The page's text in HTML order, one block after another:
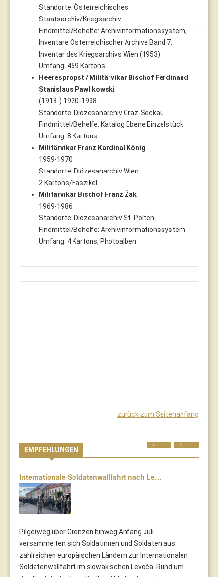
Standorte: Österreichisches
Staatsarchiv/Kriegsarchiv
Findmittel/Behelfe: Archivinformationssystem,
Inventare Österreichischer Archive Band 7:
Inventar des Kriegsarchivs Wien (1953)
Umfang: 459 Kartons
Heerespropst / Militärvikar Bischof Ferdinand
Stanislaus Pawlikowski
(1918-) 1920-1938
Standorte: Diözesanarchiv Graz-Seckau
Findmittel/Behelfe: Katalog Ebene Einzelstück
Umfang: 8 Kartons
Militärvikar Franz Kardinal König
1959-1970
Standorte: Diözesanarchiv Wien
2 Kartons/Faszikel
Militärvikar Bischof Franz Žak
1969-1986
Standorte: Diözesanarchiv St. Pölten
Findmittel/Behelfe: Archivinformationssystem
Umfang: 4 Kartons, Photoalben
zurück zum Seitenanfang
EMPFEHLUNGEN
Internationale Soldatenwallfahrt nach Le…
Pilgerweg über Grenzen hinweg Anfang Juli
versammelten sich Soldatinnen und Soldaten aus
zahlreichen europäischen Ländern zur Internationalen
Soldatenwallfahrt im slowakischen Levoča. Rund um